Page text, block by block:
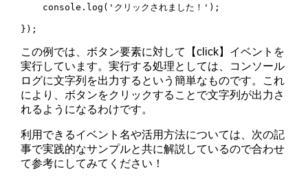
この例では、ボタン要素に対して【click】イベントを
実行しています。実行する処理としては、コンソール
ログに文字列を出力するという簡単なものです。これ
により、ボタンをクリックすることで文字列が出力さ
れるようになるわけです。
利用できるイベント名や活用方法については、次の記
事で実践的なサンプルと共に解説しているので合わせ
て参考にしてみてください！